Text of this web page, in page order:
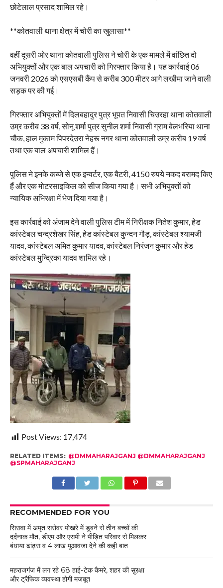
छोटेलाल प्रसाद शामिल रहे।
**कोतवाली थाना क्षेत्र में चोरी का खुलासा**
वहीं दूसरी ओर थाना कोतवाली पुलिस ने चोरी के एक मामले में वांछित दो
अभियुक्तों और एक बाल अपचारी को गिरफ्तार किया है। यह कार्रवाई 06
जनवरी 2026 को एसएसबी कैंप से करीब 300 मीटर आगे लखीमा जाने वाली
सड़क पर की गई।
गिरफ्तार अभियुक्तों में दिलबहादुर पुत्र भूपत निवासी चिउरहा थाना कोतवाली
उम्र करीब 38 वर्ष, सोनू शर्मा पुत्र सुनील शर्मा निवासी ग्राम बेलभरिया थाना
चौक, हाल मुकाम पिपरदेउरा नेहरू नगर थाना कोतवाली उम्र करीब 19 वर्ष
तथा एक बाल अपचारी शामिल हैं।
पुलिस ने इनके कब्जे से एक इन्वर्टर, एक बैटरी, 4150 रुपये नकद बरामद किए
हैं और एक मोटरसाइकिल को सीज किया गया है। सभी अभियुक्तों को
न्यायिक अभिरक्षा में भेज दिया गया है।
इस कार्रवाई को अंजाम देने वाली पुलिस टीम में निरीक्षक नितेश कुमार, हेड
कांस्टेबल चन्द्रशेखर सिंह, हेड कांस्टेबल कुन्दन गौड़, कांस्टेबल श्यामजी
यादव, कांस्टेबल अमित कुमार यादव, कांस्टेबल निरंजन कुमार और हेड
कांस्टेबल मुन्द्रिका यादव शामिल रहे।
Post Views: 17,474
RELATED ITEMS: @DMMAHARAJGANJ @DMMAHARAJGANJ
@SPMAHARAJGANJ
RECOMMENDED FOR YOU
सिसवा में अमृत सरोवर पोखरे में डूबने से तीन बच्चों की
दर्दनाक मौत, डीएम और एसपी ने पीड़ित परिवार से मिलकर
बंधाया ढांढ़स व 4 लाख मुआवजा देने की कही बात
महराजगंज में लग रहे 68 हाई-टेक कैमरे, शहर की सुरक्षा
और ट्रैफिक व्यवस्था होगी मजबूत